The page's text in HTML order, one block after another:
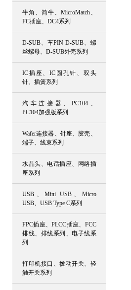
牛角、简牛、MicroMatch、
FC插座、DC4系列
D-SUB、车PIN D-SUB、螺
丝螺母、D-SUB外壳系列
IC插座、IC圆孔针、双头
针、插簧系列
汽车连接器、PC104、
PC104加强版系列
Wafer连接器、针座、胶壳、
端子、线束系列
水晶头、电话插座、网络插
座系列
USB、Mini USB、Micro
USB、USB Type C系列
FPC插座、PLCC插座、FCC
排线、排线系列、电子线系
列
打印机接口、拨动开关、轻
触开关系列